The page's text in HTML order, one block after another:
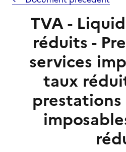
TVA -
réduits -
services
taux
prestations